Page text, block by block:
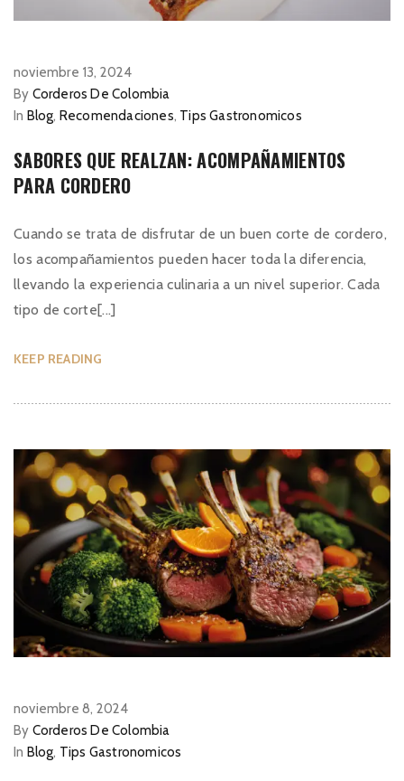
noviembre 13, 2024
By Corderos De Colombia
In Blog, Recomendaciones, Tips Gastronomicos
SABORES QUE REALZAN: ACOMPAÑAMIENTOS
PARA CORDERO
Cuando se trata de disfrutar de un buen corte de cordero,
los acompañamientos pueden hacer toda la diferencia,
llevando la experiencia culinaria a un nivel superior. Cada
tipo de corte[...]
KEEP READING
noviembre 8, 2024
By Corderos De Colombia
In Blog, Tips Gastronomicos